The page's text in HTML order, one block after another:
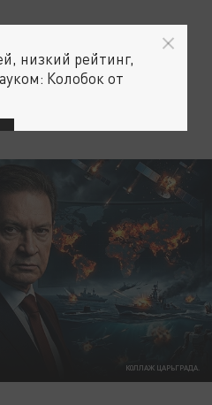
КОЛЛАЖ ЦАРЬГРАДА.
низкий рейтинг,
Колобок от